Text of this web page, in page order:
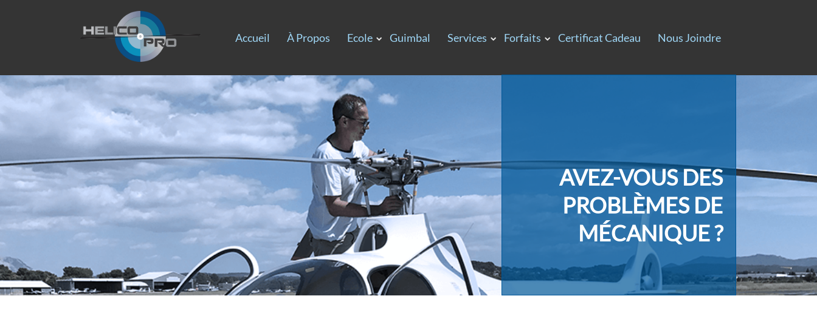
Accueil À Propos Ecole Guimbal Services Forfaits Certificat Cadeau Nous Joindre
AVEZ-VOUS DES
PROBLÈMES DE
MÉCANIQUE ?